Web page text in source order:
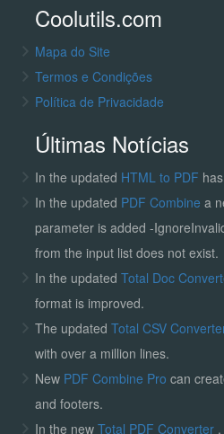
Coolutils.com
Mapa do Site
Termos e Condições
Política de Privacidade
Últimas Notícias
In the updated HTML to PDF
In the updated PDF Combine a
parameter is added -
from the input list does not exist.
In the updated Total Doc
format is improved.
The updated Total CSV
with over a million lines.
New PDF Combine Pro can
and footers.
In the new Total PDF Converter